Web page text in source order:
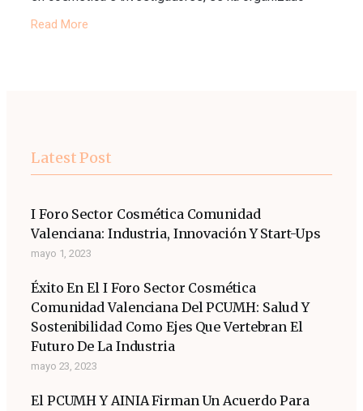
Read More
Latest Post
I Foro Sector Cosmética Comunidad
Valenciana: Industria, Innovación Y Start-Ups
mayo 1, 2023
Éxito En El I Foro Sector Cosmética
Comunidad Valenciana Del PCUMH: Salud Y
Sostenibilidad Como Ejes Que Vertebran El
Futuro De La Industria
mayo 23, 2023
El PCUMH Y AINIA Firman Un Acuerdo Para